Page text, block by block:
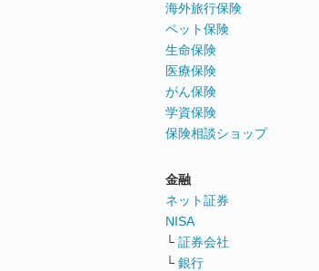
海外旅行保険
ペット保険
生命保険
医療保険
がん保険
学資保険
保険相談ショップ
金融
ネット証券
NISA
└ 証券会社
└ 銀行